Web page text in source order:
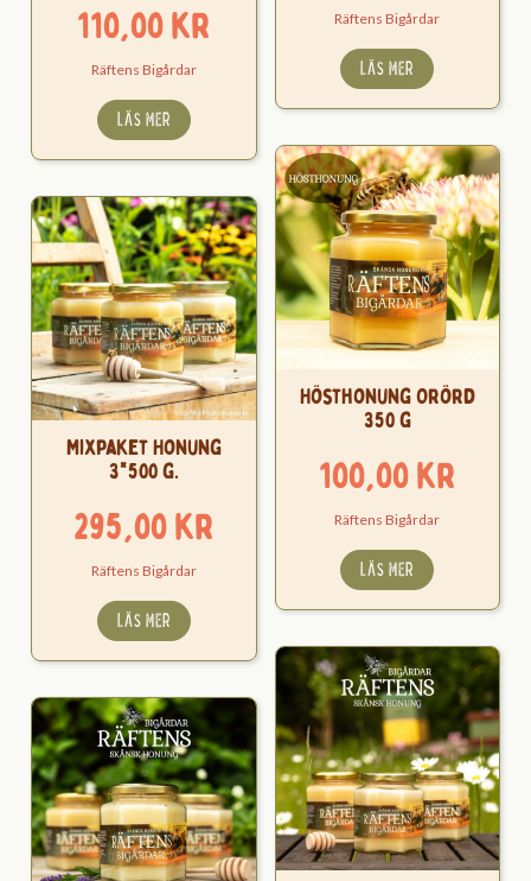
Räftens Bigårdar
LÄS MER
110,00kr
Räftens Bigårdar
LÄS MER
Hösthonung Orörd
350 g
100,00kr
Räftens Bigårdar
LÄS MER
Mixpaket Honung
3*500 g.
295,00kr
Räftens Bigårdar
LÄS MER